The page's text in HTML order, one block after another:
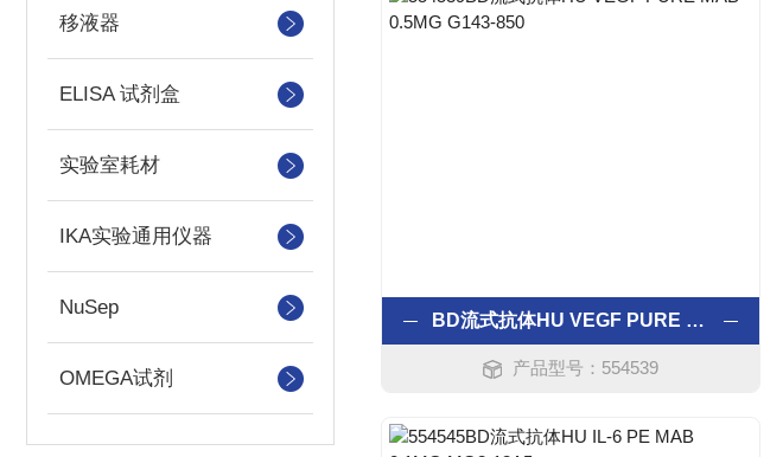
移液器
ELISA 试剂盒
实验室耗材
IKA实验通用仪器
NuSep
OMEGA试剂
BD流式抗体HU VEGF PURE MAB 0.5MG G143-850
产品型号：554539